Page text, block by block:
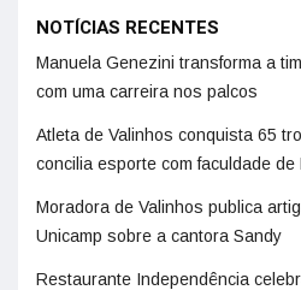
NOTÍCIAS RECENTES
Manuela Genezini transforma a
com uma carreira nos palcos
Atleta de Valinhos conquista 65
concilia esporte com faculdade de
Moradora de Valinhos publica
Unicamp sobre a cantora Sandy
Restaurante Independência